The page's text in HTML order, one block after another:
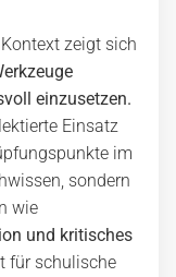
zeigt sich
einzusetzen.
Einsatz
im
sondern
wie
und kritisches
für schulische